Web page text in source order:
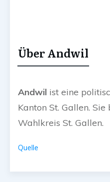
Über Andwil
Andwil ist eine
Kanton St. Gallen.
Wahlkreis St. Gallen.
Quelle